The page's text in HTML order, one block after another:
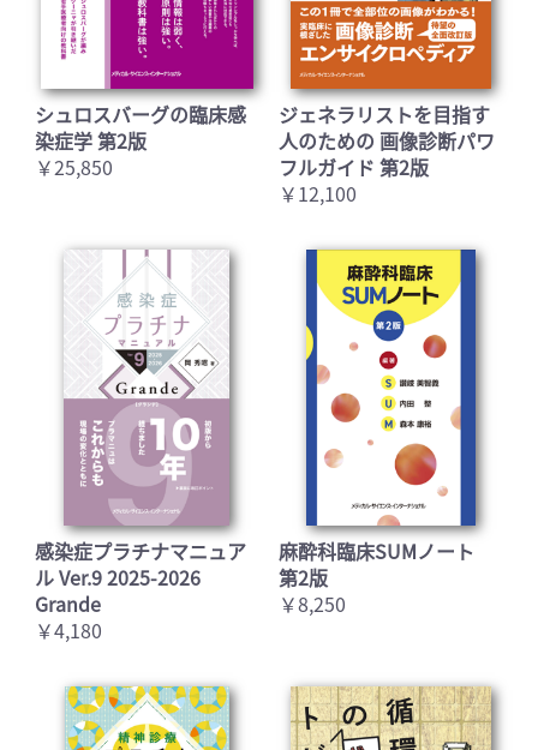
シュロスバーグの臨床感
染症学 第2版
￥25,850
ジェネラリストを目指す
人のための 画像診断パワ
フルガイド 第2版
￥12,100
感染症プラチナマニュア
ル Ver.9 2025-2026
Grande
￥4,180
麻酔科臨床SUMノート
第2版
￥8,250